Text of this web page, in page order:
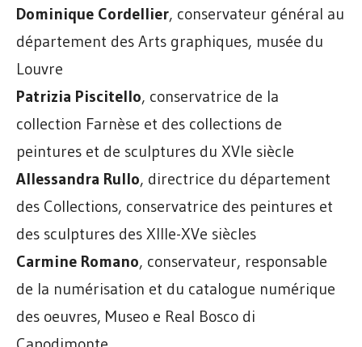
Dominique Cordellier, conservateur général au
département des Arts graphiques, musée du
Louvre
Patrizia Piscitello, conservatrice de la
collection Farnèse et des collections de
peintures et de sculptures du XVIe siècle
Allessandra Rullo, directrice du département
des Collections, conservatrice des peintures et
des sculptures des XIIIe-XVe siècles
Carmine Romano, conservateur, responsable
de la numérisation et du catalogue numérique
des oeuvres, Museo e Real Bosco di